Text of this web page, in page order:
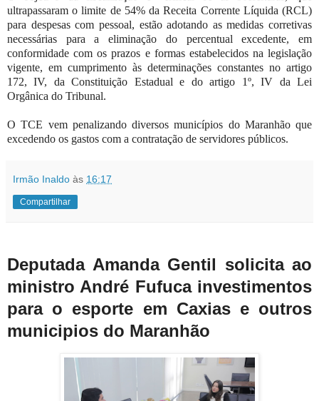
ultrapassaram o limite de 54% da Receita Corrente Líquida (RCL)
para despesas com pessoal, estão adotando as medidas corretivas
necessárias para a eliminação do percentual excedente, em
conformidade com os prazos e formas estabelecidos na legislação
vigente, em cumprimento às determinações constantes no artigo
172, IV, da Constituição Estadual e do artigo 1º, IV da Lei
Orgânica do Tribunal.
O TCE vem penalizando diversos municípios do Maranhão que
excedendo os gastos com a contratação de servidores públicos.
Irmão Inaldo às 16:17
Compartilhar
Deputada Amanda Gentil solicita ao
ministro André Fufuca investimentos
para o esporte em Caxias e outros
municipios do Maranhão